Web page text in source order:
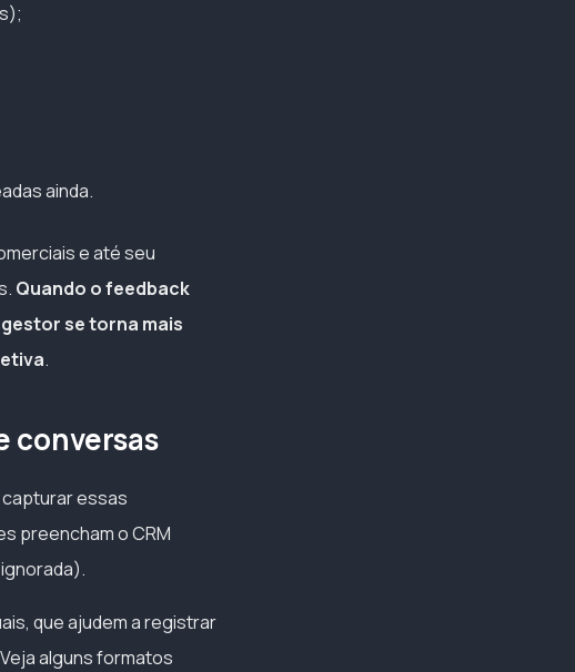
ainda.
e até seu
Quando o feedback
se torna mais
.
conversas
essas
preencham o CRM
que ajudem a registrar
alguns formatos